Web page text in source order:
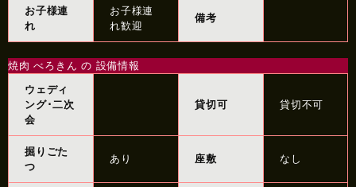
お子様連
れ
お子様連
れ歓迎
備考
焼肉 べろきん の 設備情報
ウェディ
ング･二次
会
貸切可 貸切不可
掘りごた
つ
あり 座敷 なし